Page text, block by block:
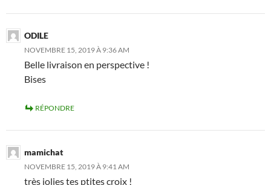
ODILE
NOVEMBRE 15, 2019 À 9:36 AM
Belle livraison en perspective !
Bises
RÉPONDRE
mamichat
NOVEMBRE 15, 2019 À 9:41 AM
très jolies tes ptites croix !